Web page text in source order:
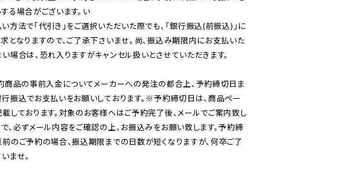
る場合がございます。い
方法で「代引き」をご選択いただいた際でも、「銀行振込(前振込)」に
となりますので、ご了承下さいませ。尚、振込み期限内にお支払いた
場合は、恐れ入りますがキャンセル扱いとさせていただきます。
品の事前入金についてメーカーへの発注の都合上、予約締切日ま
振込でお支払いをお願いしております。※予約締切日は、商品ペー
しております。対象のお客様へはご予約完了後、メールでご案内致し
、必ずメール内容をご確認の上、お振込みをお願い致します。予約締
のご予約の場合、振込期限までの日数が短くなりますが、何卒ご了
ませ。